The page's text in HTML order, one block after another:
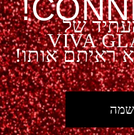
של
ראיתם אותו!